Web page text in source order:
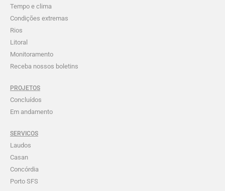
Tempo e clima
Condições extremas
Rios
Litoral
Monitoramento
Receba nossos boletins
PROJETOS
Concluídos
Em andamento
SERVICOS
Laudos
Casan
Concórdia
Porto SFS